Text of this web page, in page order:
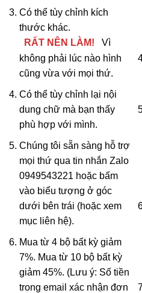
Có thể tùy chỉnh kích
thước khác.
RẤT NÊN LÀM!
Vì
không phải lúc nào hình
cũng vừa với mọi thứ.
Có thể tùy chỉnh lại nội
dung chữ mà bạn thấy
phù hợp với mình.
Chúng tôi sẵn sàng hỗ trợ
mọi thứ qua tin nhắn Zalo
0949543221 hoặc bấm
vào biểu tượng ở góc
dưới bên trái (hoặc xem
mục liên hệ).
Mua từ 4 bộ bất kỳ giảm
7%. Mua từ 10 bộ bất kỳ
giảm 45%. (Lưu ý: Số tiền
trong email xác nhận đơn